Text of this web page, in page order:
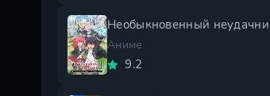
Необыкновенный
Аниме
9.2